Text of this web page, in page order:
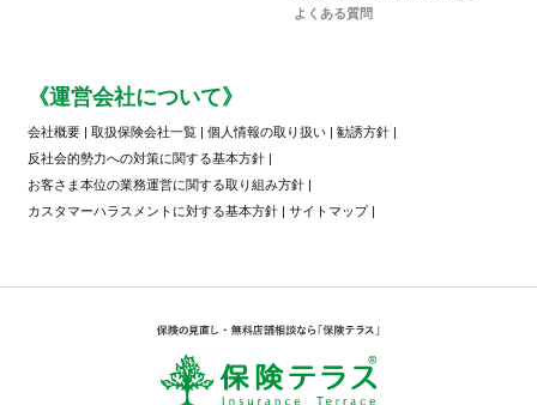
よくある質問
《運営会社について》
会社概要| 取扱保険会社一覧| 個人情報の取り扱い| 勧誘方針|
反社会的勢力への対策に関する基本方針|
お客さま本位の業務運営に関する取り組み方針|
カスタマーハラスメントに対する基本方針| サイトマップ|